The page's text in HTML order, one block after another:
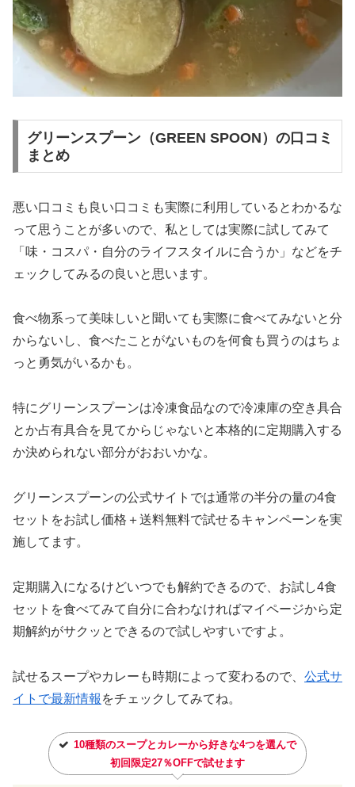
グリーンスプーン（GREEN SPOON）の口コミ
まとめ
悪い口コミも良い口コミも実際に利用しているとわかるな
って思うことが多いので、私としては実際に試してみて
「味・コスパ・自分のライフスタイルに合うか」などをチ
ェックしてみるの良いと思います。
食べ物系って美味しいと聞いても実際に食べてみないと分
からないし、食べたことがないものを何食も買うのはちょ
っと勇気がいるかも。
特にグリーンスプーンは冷凍食品なので冷凍庫の空き具合
とか占有具合を見てからじゃないと本格的に定期購入する
か決められない部分がおおいかな。
グリーンスプーンの公式サイトでは通常の半分の量の4食
セットをお試し価格＋送料無料で試せるキャンペーンを実
施してます。
定期購入になるけどいつでも解約できるので、お試し4食
セットを食べてみて自分に合わなければマイページから定
期解約がサクッとできるので試しやすいですよ。
試せるスープやカレーも時期によって変わるので、 公式サ
イトで最新情報 をチェックしてみてね。
10種類のスープとカレーから好きな4つを選んで
初回限定27％OFFで試せます